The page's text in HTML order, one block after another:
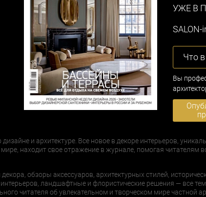
УЖЕ В
Что
Вы
и архитектуре. Все новое в декоре интерьеров,
находит свое отражение в журнале, помогая читателям
обзоры аксессуаров, архитектурных стилей,
ландшафтные и флористические решения — все
читателя об увлекательном и творческом мире частной